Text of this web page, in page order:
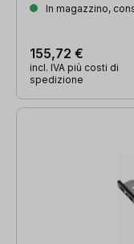
In magazzino,
155,72 €
incl. IVA più costi di
spedizione